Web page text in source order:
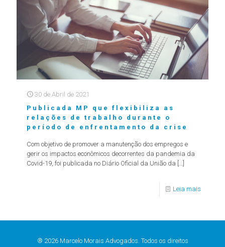
30 de Abril de 2021
Publicada MP que flexibiliza as
relações de trabalho durante o
período de enfrentamento da crise
Com objetivo de promover a manutenção dos empregos e
gerir os impactos econômicos decorrentes da pandemia da
Covid-19, foi publicada no Diário Oficial da União da […]
Leia mais
® 2026 Marcelo Morais Advogados. Todos os direitos